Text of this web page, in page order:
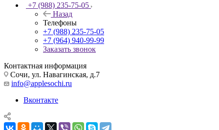
+7 (988) 235-75-05
Назад
Телефоны
+7 (988) 235-75-05
+7 (964) 940-99-99
Заказать звонок
Контактная информация
Сочи, ул. Навагинская, д.7
info@applesochi.ru
Вконтакте